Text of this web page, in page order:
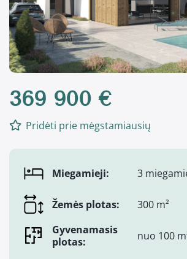
369 900 €
Pridėti prie mėgstamiausių
Miegamieji: 3
Žemės plotas:
300 m²
Gyvenamasis
plotas:
nuo 100